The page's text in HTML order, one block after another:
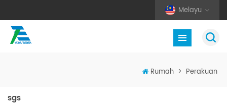
Melayu
Rumah > Perakuan
sgs